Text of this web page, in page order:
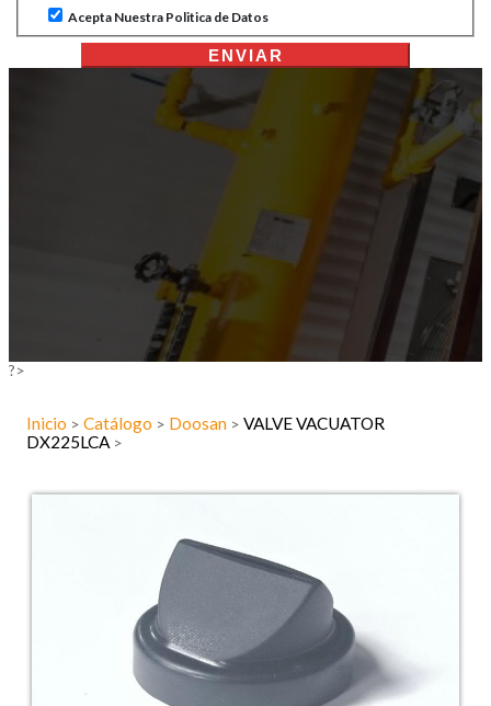
Acepta Nuestra Politica de Datos
ENVIAR
?>
Inicio > Catálogo > Doosan > VALVE VACUATOR
DX225LCA >